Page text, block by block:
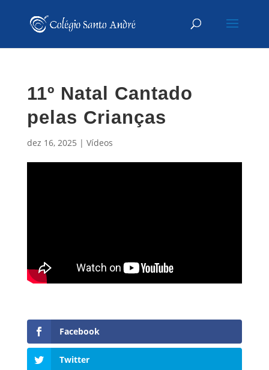
11º Natal Cantado
pelas Crianças
dez 16, 2025 | Vídeos
Facebook
Twitter